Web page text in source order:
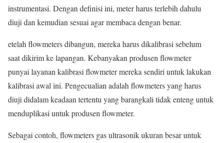
instrumentasi. Dengan definisi ini, meter harus terlebih dahulu
diuji dan kemudian sesuai agar membaca dengan benar.
etelah flowmeters dibangun, mereka harus dikalibrasi sebelum
saat dikirim ke lapangan. Kebanyakan produsen flowmeter
punyai layanan kalibrasi flowmeter mereka sendiri untuk lakukan
kalibrasi awal ini. Pengecualian adalah flowmeters yang harus
diuji didalam keadaan tertentu yang barangkali tidak enteng untuk
menduplikasi untuk produsen flowmeter.
Sebagai contoh, flowmeters gas ultrasonik ukuran besar untuk